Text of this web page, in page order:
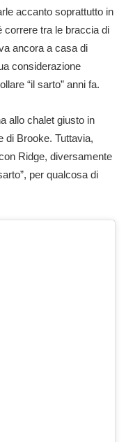
accanto soprattutto in
correre tra le braccia di
ancora a casa di
considerazione
“il sarto” anni fa.
allo chalet giusto in
di Brooke. Tuttavia,
Ridge, diversamente
per qualcosa di